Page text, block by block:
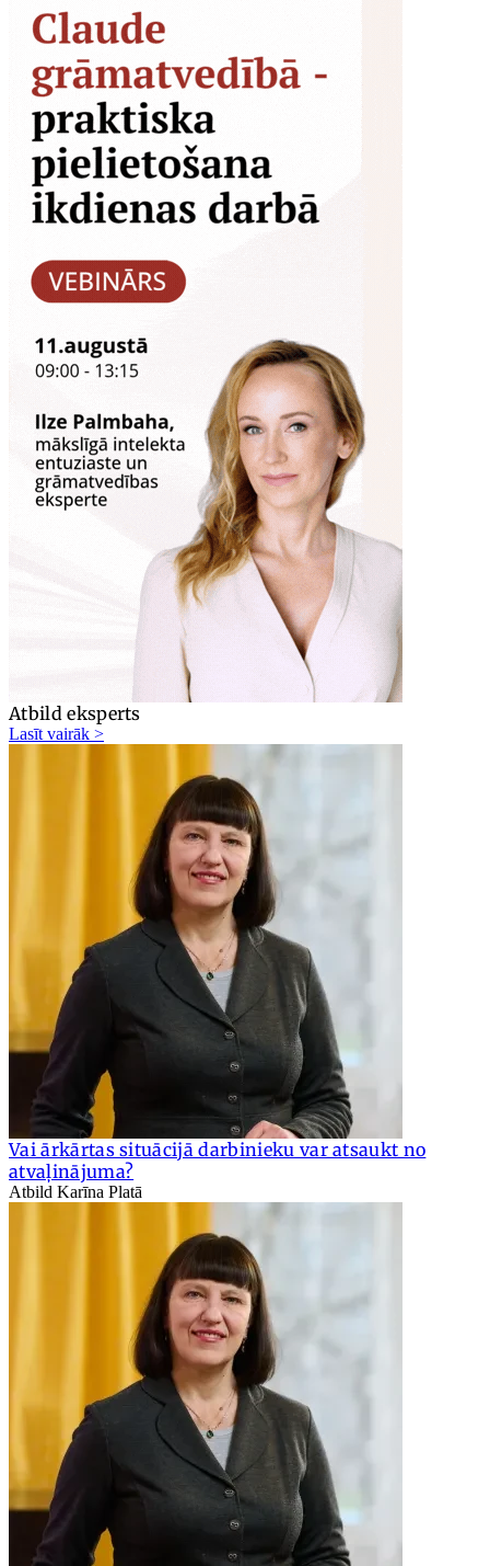
Atbild eksperts
Lasīt vairāk >
Vai ārkārtas situācijā darbinieku var atsaukt no
atvaļinājuma?
Atbild Karīna Platā